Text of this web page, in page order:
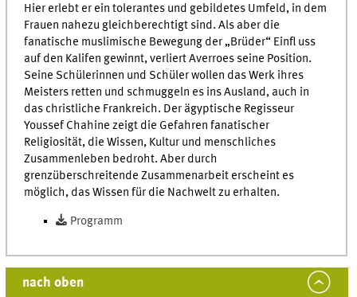
Hier erlebt er ein tolerantes und gebildetes Umfeld, in dem
Frauen nahezu gleichberechtigt sind. Als aber die
fanatische muslimische Bewegung der „Brüder“ Einfl uss
auf den Kalifen gewinnt, verliert Averroes seine Position.
Seine Schülerinnen und Schüler wollen das Werk ihres
Meisters retten und schmuggeln es ins Ausland, auch in
das christliche Frankreich. Der ägyptische Regisseur
Youssef Chahine zeigt die Gefahren fanatischer
Religiosität, die Wissen, Kultur und menschliches
Zusammenleben bedroht. Aber durch
grenzüberschreitende Zusammenarbeit erscheint es
möglich, das Wissen für die Nachwelt zu erhalten.
Programm
nach oben